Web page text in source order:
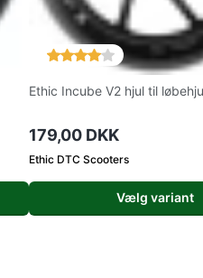
Ethic Incube V2 hjul til
179,00 DKK
Ethic DTC Scooters
Vælg variant